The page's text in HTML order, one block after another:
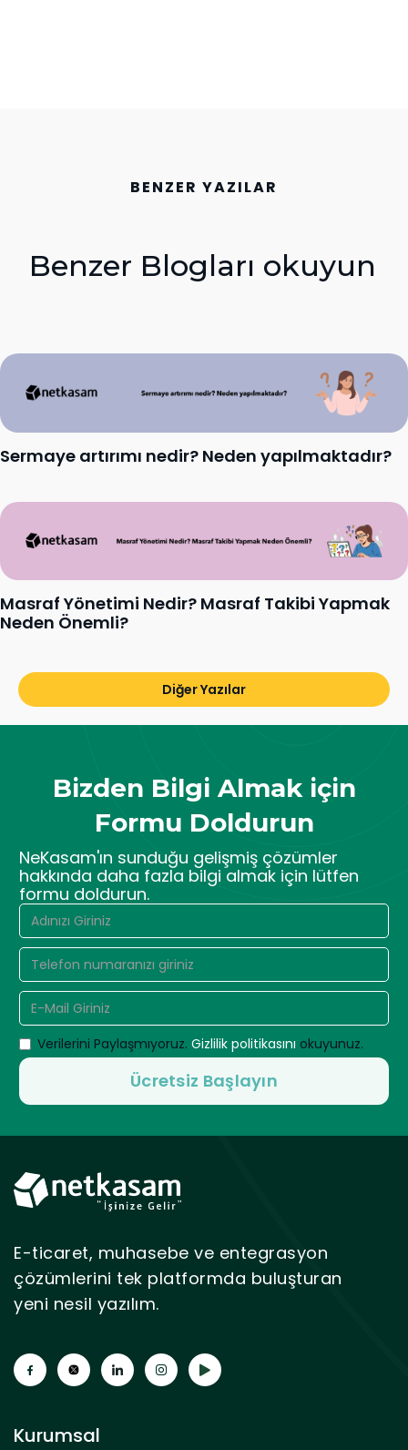
BENZER YAZILAR
Benzer Blogları okuyun
Sermaye artırımı nedir? Neden yapılmaktadır?
Masraf Yönetimi Nedir? Masraf Takibi Yapmak
Neden Önemli?
Diğer Yazılar
Bizden Bilgi Almak için
Formu Doldurun
NeKasam'ın sunduğu gelişmiş çözümler
hakkında daha fazla bilgi almak için lütfen
formu doldurun.
Verilerini Paylaşmıyoruz. Gizlilik politikasını okuyunuz.
E-ticaret, muhasebe ve entegrasyon
çözümlerini tek platformda buluşturan
yeni nesil yazılım.
Kurumsal